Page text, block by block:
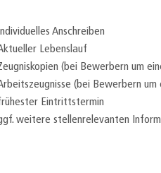
Individuelles Anschreiben
Lebenslauf
(bei Bewerbern um
(bei Bewerbern um
Eintrittstermin
weitere stellenrelevanten